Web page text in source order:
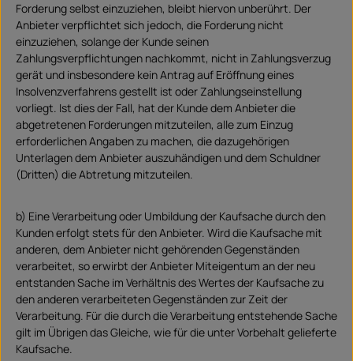
Forderung selbst einzuziehen, bleibt hiervon unberührt. Der
Anbieter verpflichtet sich jedoch, die Forderung nicht
einzuziehen, solange der Kunde seinen
Zahlungsverpflichtungen nachkommt, nicht in Zahlungsverzug
gerät und insbesondere kein Antrag auf Eröffnung eines
Insolvenzverfahrens gestellt ist oder Zahlungseinstellung
vorliegt. Ist dies der Fall, hat der Kunde dem Anbieter die
abgetretenen Forderungen mitzuteilen, alle zum Einzug
erforderlichen Angaben zu machen, die dazugehörigen
Unterlagen dem Anbieter auszuhändigen und dem Schuldner
(Dritten) die Abtretung mitzuteilen.
b) Eine Verarbeitung oder Umbildung der Kaufsache durch den
Kunden erfolgt stets für den Anbieter. Wird die Kaufsache mit
anderen, dem Anbieter nicht gehörenden Gegenständen
verarbeitet, so erwirbt der Anbieter Miteigentum an der neu
entstanden Sache im Verhältnis des Wertes der Kaufsache zu
den anderen verarbeiteten Gegenständen zur Zeit der
Verarbeitung. Für die durch die Verarbeitung entstehende Sache
gilt im Übrigen das Gleiche, wie für die unter Vorbehalt gelieferte
Kaufsache.